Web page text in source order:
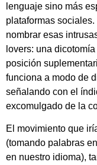
lenguaje sino más
plataformas
nombrar esas
lovers: una
posición
funciona a modo de
señalando con el
excomulgado de la
El movimiento que
(tomando palabras
en nuestro idioma),